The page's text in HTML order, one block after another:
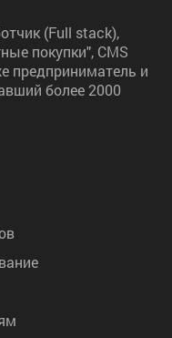
(Full stack),
покупки", CMS
предприниматель и
более 2000